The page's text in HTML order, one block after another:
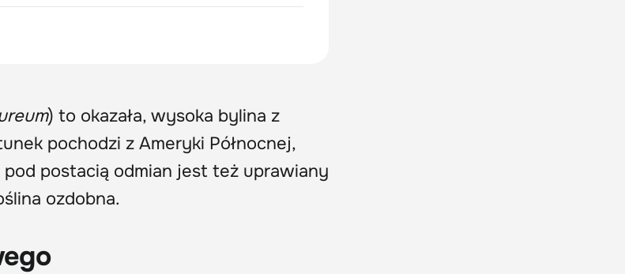
) to okazała, wysoka bylina z
pochodzi z Ameryki Północnej,
pod postacią odmian jest też uprawiany
ozdobna.